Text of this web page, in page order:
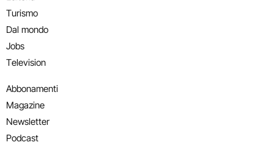
Turismo
Dal mondo
Jobs
Television
Abbonamenti
Magazine
Newsletter
Podcast